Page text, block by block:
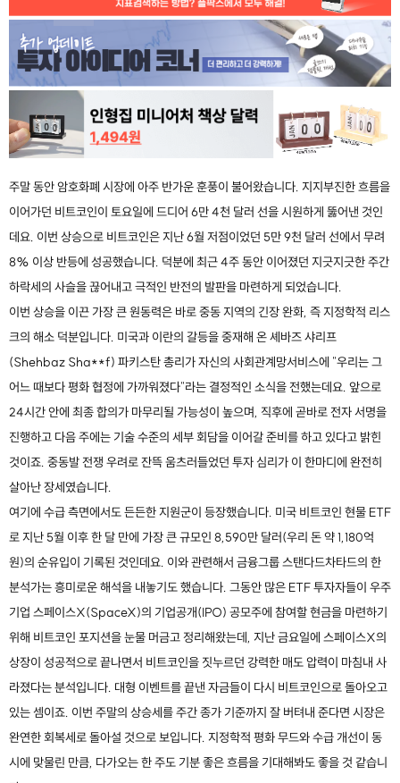
주말 동안 암호화폐 시장에 아주 반가운 훈풍이 불어왔습니다. 지지부진한 흐름을
이어가던 비트코인이 토요일에 드디어 6만 4천 달러 선을 시원하게 뚫어낸 것인
데요. 이번 상승으로 비트코인은 지난 6월 저점이었던 5만 9천 달러 선에서 무려
8% 이상 반등에 성공했습니다. 덕분에 최근 4주 동안 이어졌던 지긋지긋한 주간
하락세의 사슬을 끊어내고 극적인 반전의 발판을 마련하게 되었습니다.
이번 상승을 이끈 가장 큰 원동력은 바로 중동 지역의 긴장 완화, 즉 지정학적 리스
크의 해소 덕분입니다. 미국과 이란의 갈등을 중재해 온 셰바즈 샤리프
(Shehbaz Sha**f) 파키스탄 총리가 자신의 사회관계망서비스에 "우리는 그
어느 때보다 평화 협정에 가까워졌다"라는 결정적인 소식을 전했는데요. 앞으로
24시간 안에 최종 합의가 마무리될 가능성이 높으며, 직후에 곧바로 전자 서명을
진행하고 다음 주에는 기술 수준의 세부 회담을 이어갈 준비를 하고 있다고 밝힌
것이죠. 중동발 전쟁 우려로 잔뜩 움츠러들었던 투자 심리가 이 한마디에 완전히
살아난 장세였습니다.
여기에 수급 측면에서도 든든한 지원군이 등장했습니다. 미국 비트코인 현물 ETF
로 지난 5월 이후 한 달 만에 가장 큰 규모인 8,590만 달러(우리 돈 약 1,180억
원)의 순유입이 기록된 것인데요. 이와 관련해서 금융그룹 스탠다드차타드의 한
분석가는 흥미로운 해석을 내놓기도 했습니다. 그동안 많은 ETF 투자자들이 우주
기업 스페이스X(SpaceX)의 기업공개(IPO) 공모주에 참여할 현금을 마련하기
위해 비트코인 포지션을 눈물 머금고 정리해왔는데, 지난 금요일에 스페이스X의
상장이 성공적으로 끝나면서 비트코인을 짓누르던 강력한 매도 압력이 마침내 사
라졌다는 분석입니다. 대형 이벤트를 끝낸 자금들이 다시 비트코인으로 돌아오고
있는 셈이죠. 이번 주말의 상승세를 주간 종가 기준까지 잘 버텨내 준다면 시장은
완연한 회복세로 돌아설 것으로 보입니다. 지정학적 평화 무드와 수급 개선이 동
시에 맞물린 만큼, 다가오는 한 주도 기분 좋은 흐름을 기대해봐도 좋을 것 같습니